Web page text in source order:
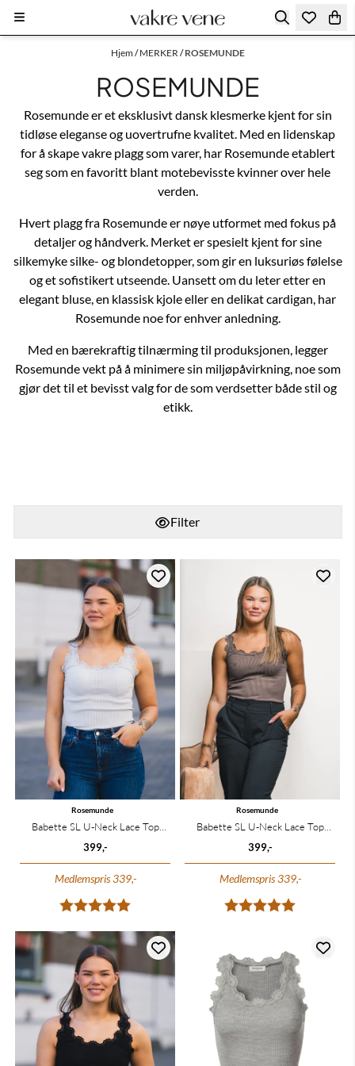
Hopp til innhold
Hjem/MERKER /ROSEMUNDE
ROSEMUNDE
Rosemunde er et eksklusivt dansk klesmerke kjent for sin
tidløse eleganse og uovertrufne kvalitet. Med en lidenskap
for å skape vakre plagg som varer, har Rosemunde etablert
seg som en favoritt blant motebevisste kvinner over hele
verden.
Hvert plagg fra Rosemunde er nøye utformet med fokus på
detaljer og håndverk. Merket er spesielt kjent for sine
silkemyke silke- og blondetopper, som gir en luksuriøs følelse
og et sofistikert utseende. Uansett om du leter etter en
elegant bluse, en klassisk kjole eller en delikat cardigan, har
Rosemunde noe for enhver anledning.
Med en bærekraftig tilnærming til produksjonen, legger
Rosemunde vekt på å minimere sin miljøpåvirkning, noe som
gjør det til et bevisst valg for de som verdsetter både stil og
etikk.
Filter
Karakter:
Rosemunde
Babette SL U-Neck Lace Top
Heather Sky
399,-
Medlemspris 339,-
Karakter:
Rosemunde
Babette SL U-Neck Lace Top
Brown Melange
399,-
Medlemspris 339,-